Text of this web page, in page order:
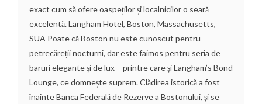
exact cum să ofere oaspeților și localnicilor o seară
excelentă. Langham Hotel, Boston, Massachusetts,
SUA Poate că Boston nu este cunoscut pentru
petrecăreții nocturni, dar este faimos pentru seria de
baruri elegante și de lux – printre care și Langham’s Bond
Lounge, ce domnește suprem. Clădirea istorică a fost
înainte Banca Federală de Rezerve a Bostonului, și se